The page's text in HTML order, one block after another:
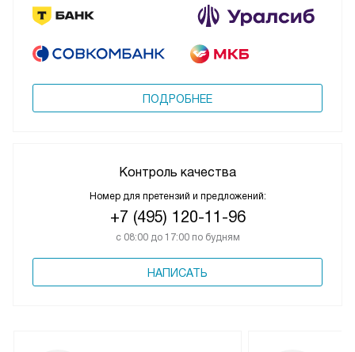
ПОДРОБНЕЕ
Контроль качества
Номер для претензий и предложений:
+7 (495) 120-11-96
с 08:00 до 17:00 по будням
НАПИСАТЬ